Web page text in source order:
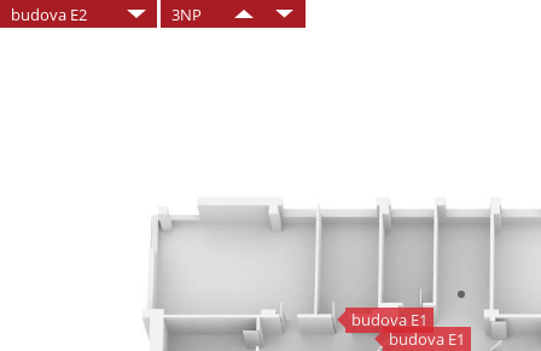
budova E2 3NP
budova E1
budova E1